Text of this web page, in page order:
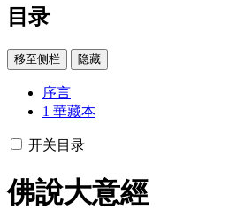
目录
移至侧栏 隐藏
序言
1 華藏本
开关目录
佛說大意經